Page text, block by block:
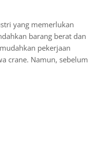
yang memerlukan
barang berat dan
pekerjaan
crane. Namun, sebelum